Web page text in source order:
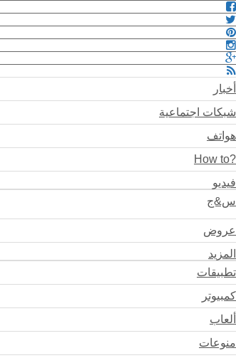
أخبار
شبكات اجتماعية
هواتف
?How to
فيديو
س&ج
عروض
المزيد
تطبيقات
كمبيوتر
ألعاب
منوعات